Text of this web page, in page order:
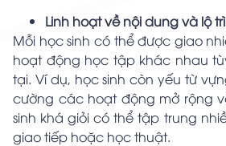
Linh hoạt về nội dung và lộ
Mỗi học sinh có thể được giao
hoạt động học tập khác nhau
tại. Ví dụ, học sinh còn yếu từ
cường các hoạt động mở rộng
sinh khá giỏi có thể tập trung
giao tiếp hoặc học thuật.